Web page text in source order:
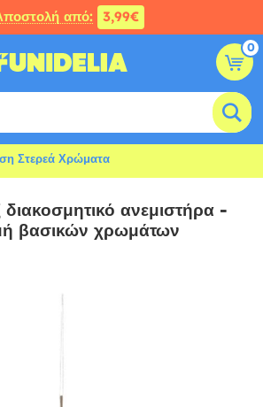
από: 3,99€
0
Στερεά Χρώματα
ανεμιστήρα -
βασικών χρωμάτων